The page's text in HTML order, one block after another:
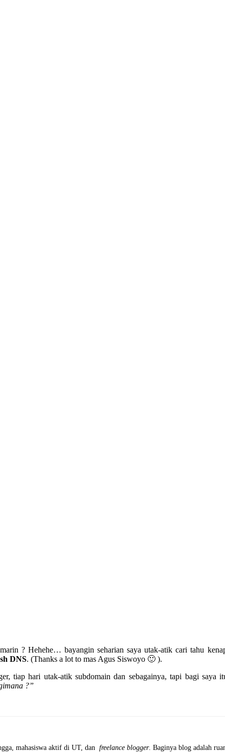
? Hehehe… bayangin seharian saya utak-atik cari tahu
DNS. (Thanks a lot to mas Agus Siswoyo 🙂 ).
tiap hari utak-atik subdomain dan sebagainya, tapi bagi saya
?”
mahasiswa aktif di UT, dan freelance blogger. Baginya blog adalah